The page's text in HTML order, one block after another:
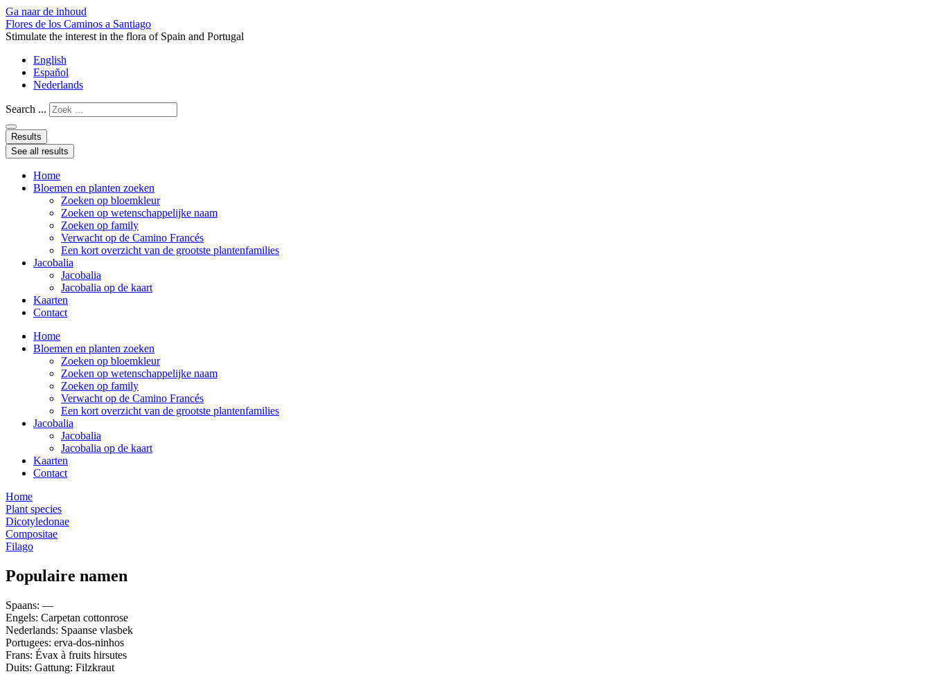
Ga naar de inhoud
Flores de los Caminos a Santiago
Stimulate the interest in the flora of Spain and Portugal
English
Español
Nederlands
Search ...
Results
See all results
Home
Bloemen en planten zoeken
Zoeken op bloemkleur
Zoeken op wetenschappelijke naam
Zoeken op family
Verwacht op de Camino Francés
Een kort overzicht van de grootste plantenfamilies
Jacobalia
Jacobalia
Jacobalia op de kaart
Kaarten
Contact
Home
Bloemen en planten zoeken
Zoeken op bloemkleur
Zoeken op wetenschappelijke naam
Zoeken op family
Verwacht op de Camino Francés
Een kort overzicht van de grootste plantenfamilies
Jacobalia
Jacobalia
Jacobalia op de kaart
Kaarten
Contact
Home
Plant species
Dicotyledonae
Compositae
Filago
Populaire namen
Spaans: —
Engels: Carpetan cottonrose
Nederlands: Spaanse vlasbek
Portugees: erva-dos-ninhos
Frans: Évax à fruits hirsutes
Duits: Gattung: Filzkraut